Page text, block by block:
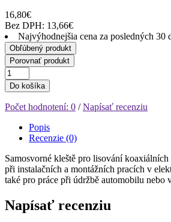
16,80€
Bez DPH: 13,66€
Najvýhodnejšia cena za posledných 30
Obľúbený produkt
Porovnať produkt
Do košíka
Počet hodnotení: 0 /Napísať recenziu
Popis
Recenzie (0)
Samosvorné kleště pro lisování
při instalačních a montážních pracích v
také pro práce při údržbě automobilu nebo
Napísať recenziu